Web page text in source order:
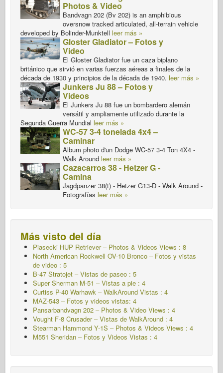
Photos & Video
Bandvagn 202 (Bv 202) is an amphibious
oversnow tracked articulated, all-terrain vehicle
developed by Bolinder-Munktell leer más »
Gloster Gladiator – Fotos y
Video
El Gloster Gladiator fue un caza biplano
británico que sirvió en varias fuerzas aéreas a finales de la
década de 1930 y principios de la década de 1940. leer más »
Junkers Ju 88 – Fotos y
Videos
El Junkers Ju 88 fue un bombardero alemán
versátil y ampliamente utilizado durante la
Segunda Guerra Mundial leer más »
WC-57 3-4 tonelada 4x4 –
Caminar
Album photo d'un Dodge WC-57 3-4 Ton 4X4 -
Walk Around leer más »
Cazacarros 38 - Hetzer G -
Camina
Jagdpanzer 38(t) - Hetzer G13-D - Walk Around -
Fotografías leer más »
Más visto del día
Piasecki HUP Retriever – Photos & Videos Views : 8
North American Rockwell OV-10 Bronco – Fotos y vistas
de video : 5
B-47 Stratojet – Vistas de paseo : 5
Super Sherman M-51 – Vistas a pie : 4
Curtiss P-40 Warhawk – WalkAround Vistas : 4
MAZ-543 – Fotos y videos vistas: 4
Pansarbandvagn 202 – Photos & Video Views : 4
Vought F-8 Crusader – Vistas de WalkAround : 4
Stearman Hammond Y-1S – Photos & Videos Views : 4
M551 Sheridan – Fotos y Videos Vistas : 4